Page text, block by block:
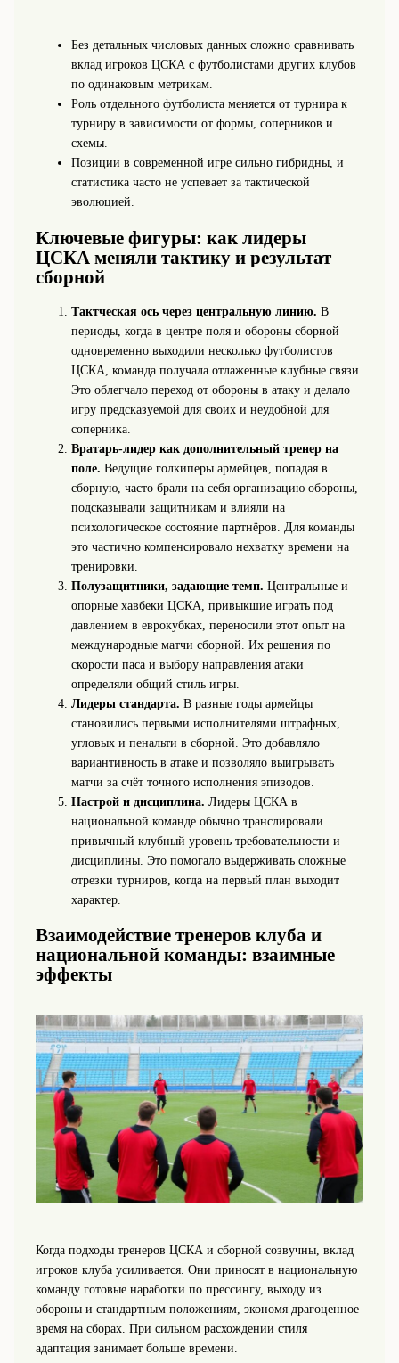
Без детальных числовых данных сложно сравнивать
вклад игроков ЦСКА с футболистами других клубов
по одинаковым метрикам.
Роль отдельного футболиста меняется от турнира к
турниру в зависимости от формы, соперников и
схемы.
Позиции в современной игре сильно гибридны, и
статистика часто не успевает за тактической
эволюцией.
Ключевые фигуры: как лидеры
ЦСКА меняли тактику и результат
сборной
Тактческая ось через центральную линию. В
периоды, когда в центре поля и обороны сборной
одновременно выходили несколько футболистов
ЦСКА, команда получала отлаженные клубные связи.
Это облегчало переход от обороны в атаку и делало
игру предсказуемой для своих и неудобной для
соперника.
Вратарь-лидер как дополнительный тренер на
поле. Ведущие голкиперы армейцев, попадая в
сборную, часто брали на себя организацию обороны,
подсказывали защитникам и влияли на
психологическое состояние партнёров. Для команды
это частично компенсировало нехватку времени на
тренировки.
Полузащитники, задающие темп. Центральные и
опорные хавбеки ЦСКА, привыкшие играть под
давлением в еврокубках, переносили этот опыт на
международные матчи сборной. Их решения по
скорости паса и выбору направления атаки
определяли общий стиль игры.
Лидеры стандарта. В разные годы армейцы
становились первыми исполнителями штрафных,
угловых и пенальти в сборной. Это добавляло
вариантивность в атаке и позволяло выигрывать
матчи за счёт точного исполнения эпизодов.
Настрой и дисциплина. Лидеры ЦСКА в
национальной команде обычно транслировали
привычный клубный уровень требовательности и
дисциплины. Это помогало выдерживать сложные
отрезки турниров, когда на первый план выходит
характер.
Взаимодействие тренеров клуба и
национальной команды: взаимные
эффекты
Когда подходы тренеров ЦСКА и сборной созвучны, вклад
игроков клуба усиливается. Они приносят в национальную
команду готовые наработки по прессингу, выходу из
обороны и стандартным положениям, экономя драгоценное
время на сборах. При сильном расхождении стиля
адаптация занимает больше времени.